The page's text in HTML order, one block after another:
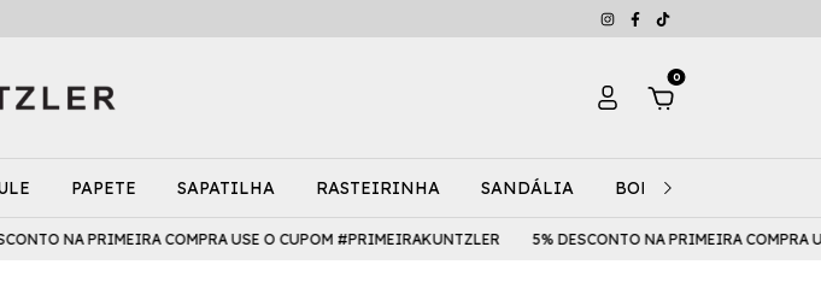
0
PAPETE SAPATILHA RASTEIRINHA SANDÁLIA BOLSAS
NA PRIMEIRA COMPRA USE O CUPOM #PRIMEIRAKUNTZLER 5% DESCONTO NA PRIMEIRA COMPRA USE O